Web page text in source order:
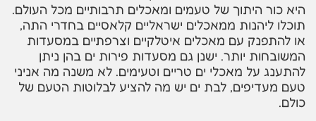
היא כור היתוך של טעמים ומאכלים תרבותיים מכל העולם.
תוכלו ליהנות ממאכלים ישראליים קלאסיים בחדרי התה,
או להתפנק עם מאכלים איטלקיים וצרפתיים במסעדות
המשובחות יותר. ישנן גם מסעדות פירות ים בהן ניתן
להתענג על מאכלי ים טריים וטעימים. לא משנה מה אניני
טעם מעדיפים, לבת ים יש מה להציע לבלוטות הטעם של
כולם.